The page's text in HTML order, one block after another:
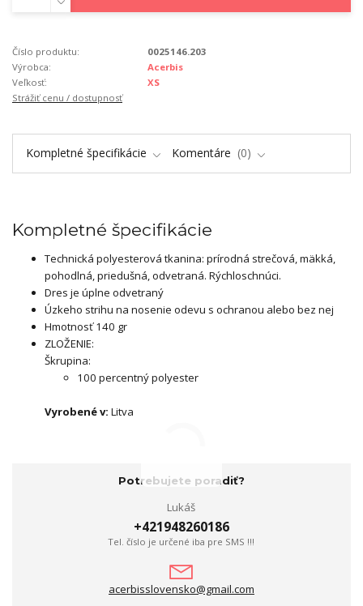
Číslo produktu:
0025146.203
Výrobca:
Acerbis
Veľkosť:
XS
Strážiť cenu / dostupnosť
Kompletné špecifikácie Komentáre 0
Kompletné špecifikácie
Technická polyesterová tkanina: prírodná strečová, mäkká,
pohodlná, priedušná, odvetraná. Rýchloschnúci.
Dres je úplne odvetraný
Úzkeho strihu na nosenie odevu s ochranou alebo bez nej
Hmotnosť 140 gr
ZLOŽENIE:
Škrupina:
100 percentný polyester
Vyrobené v: Litva
Potrebujete poradiť?
Lukáš
+421948260186
Tel. číslo je určené iba pre SMS !!!
acerbisslovensko@gmail.com